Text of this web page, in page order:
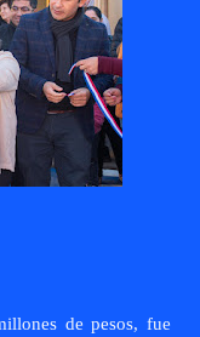
de pesos, fue